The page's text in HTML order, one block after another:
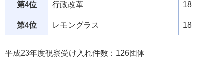
第4位 行政改革 18
第4位 レモングラス 18
平成23年度視察受け入れ件数：126団体